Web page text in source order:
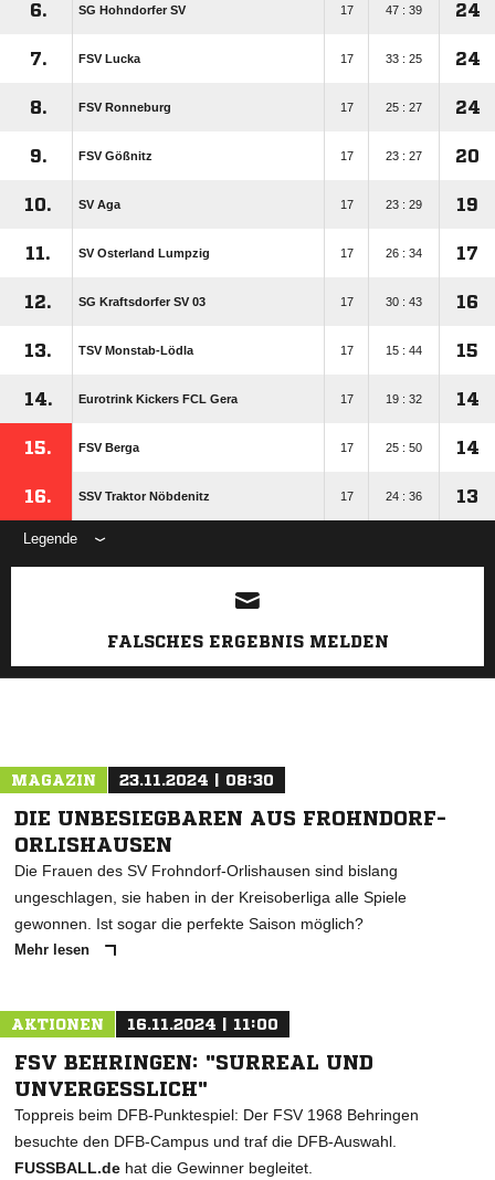
6. SG Hohndorfer SV 17 47 : 39 24
7. FSV Lucka 17 33 : 25 24
8. FSV Ronneburg 17 25 : 27 24
9. FSV Gößnitz 17 23 : 27 20
10. SV Aga 17 23 : 29 19
11. SV Osterland Lumpzig 17 26 : 34 17
12. SG Kraftsdorfer SV 03 17 30 : 43 16
13. TSV Monstab-Lödla 17 15 : 44 15
14. Eurotrink Kickers FCL Gera 17 19 : 32 14
15. FSV Berga 17 25 : 50 14
16. SSV Traktor Nöbdenitz 17 24 : 36 13
Legende
ANZEIGE
FALSCHES ERGEBNIS MELDEN
MAGAZIN 23.11.2024 | 08:30
DIE UNBESIEGBAREN AUS FROHNDORF-
ORLISHAUSEN
Die Frauen des SV Frohndorf-Orlishausen sind bislang
ungeschlagen, sie haben in der Kreisoberliga alle Spiele
gewonnen. Ist sogar die perfekte Saison möglich?
Mehr lesen
AKTIONEN 16.11.2024 | 11:00
FSV BEHRINGEN: "SURREAL UND
UNVERGESSLICH"
Toppreis beim DFB-Punktespiel: Der FSV 1968 Behringen
besuchte den DFB-Campus und traf die DFB-Auswahl.
FUSSBALL.de hat die Gewinner begleitet.